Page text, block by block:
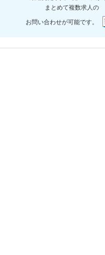
まとめて複数求人の
お問い合わせが可能です。